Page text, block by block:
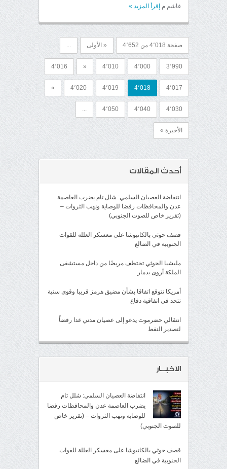
غاشم م إقرأ المزيد »
صفحة 4٬018 من 4٬652 « الأولى ...
3٬990 4٬000 4٬010 « 4٬016
4٬017 4٬018 4٬019 4٬020 »
4٬030 4٬040 4٬050 ...
الأخيرة »
أحدث المقالات
انتفاضة العصيان السلمي: شلل تام يضرب العاصمة
عدن والمحافظات رفضا للوصاية ونهب الثروات –
(تقرير خاص للصوت الجنوبي)
قصف حوثي بالكاتيوشا على معسكر العللة للقوات
الجنوبية في الضالع
مليشيا الحوثي تختطف مريضًا من داخل مستشفى
الملكة أروى بذمار
أمريكا تتوقع اتفاقا بشأن مضيق هرمز قريبا وقوى سنية
تتحد في اتفاقية دفاع
انتقالي حضرموت يدعو إلى عصيان مدني غدا رفضاً
لتصدير النفط
الاخبــار
انتفاضة العصيان السلمي: شلل تام
يضرب العاصمة عدن والمحافظات رفضا
للوصاية ونهب الثروات – (تقرير خاص
للصوت الجنوبي)
قصف حوثي بالكاتيوشا على معسكر العللة للقوات
الجنوبية في الضالع